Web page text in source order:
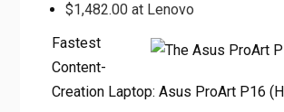
$1,482.00 at Lenovo
Fastest
Content-
Creation Laptop: Asus ProArt P16